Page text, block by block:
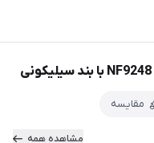
مقایسه
مشاهده همه